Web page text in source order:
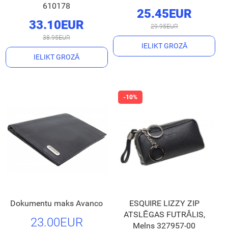
610178
33.10EUR
38.95EUR
IELIKT GROZĀ
25.45EUR
29.95EUR
IELIKT GROZĀ
Dokumentu maks Avanco
23.00EUR
ESQUIRE LIZZY ZIP
ATSLĒGAS FUTRĀLIS,
Melns 327957-00